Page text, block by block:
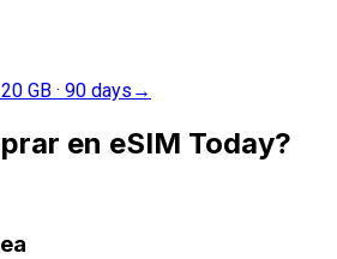
GB · 90 days →
en eSIM Today?